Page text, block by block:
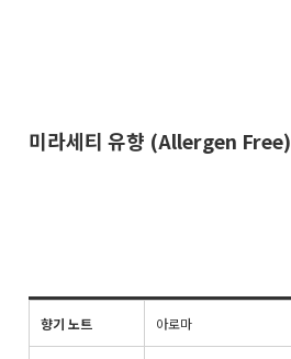
미라세티 유향 (Allergen Free)
향기 노트 아로마